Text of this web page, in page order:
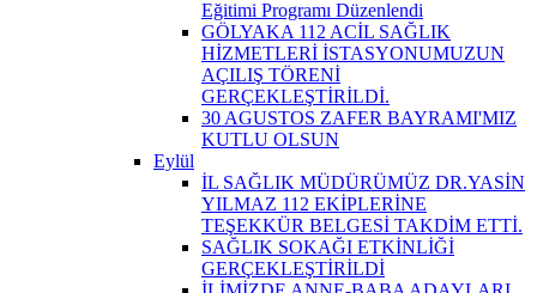
Eğitimi Programı Düzenlendi
GÖLYAKA 112 ACİL SAĞLIK
HİZMETLERİ İSTASYONUMUZUN
AÇILIŞ TÖRENİ
GERÇEKLEŞTİRİLDİ.
30 AGUSTOS ZAFER BAYRAMI'MIZ
KUTLU OLSUN
Eylül
İL SAĞLIK MÜDÜRÜMÜZ DR.YASİN
YILMAZ 112 EKİPLERİNE
TEŞEKKÜR BELGESİ TAKDİM ETTİ.
SAĞLIK SOKAĞI ETKİNLİĞİ
GERÇEKLEŞTİRİLDİ